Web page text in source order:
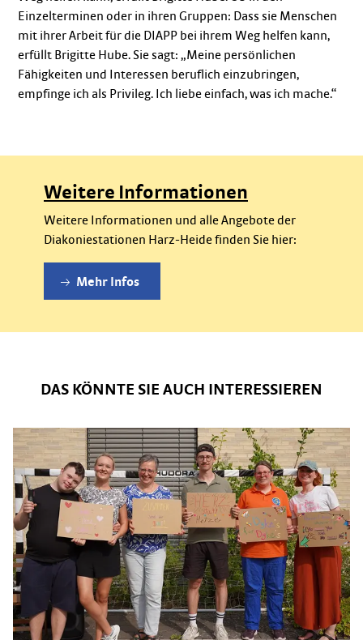
Einzelterminen oder in ihren Gruppen: Dass sie Menschen
mit ihrer Arbeit für die DIAPP bei ihrem Weg helfen kann,
erfüllt Brigitte Hube. Sie sagt: „Meine persönlichen
Fähigkeiten und Interessen beruflich einzubringen,
empfinge ich als Privileg. Ich liebe einfach, was ich mache.“
Weitere Informationen
Weitere Informationen und alle Angebote der
Diakoniestationen Harz-Heide finden Sie hier:
Mehr Infos
DAS KÖNNTE SIE AUCH INTERESSIEREN